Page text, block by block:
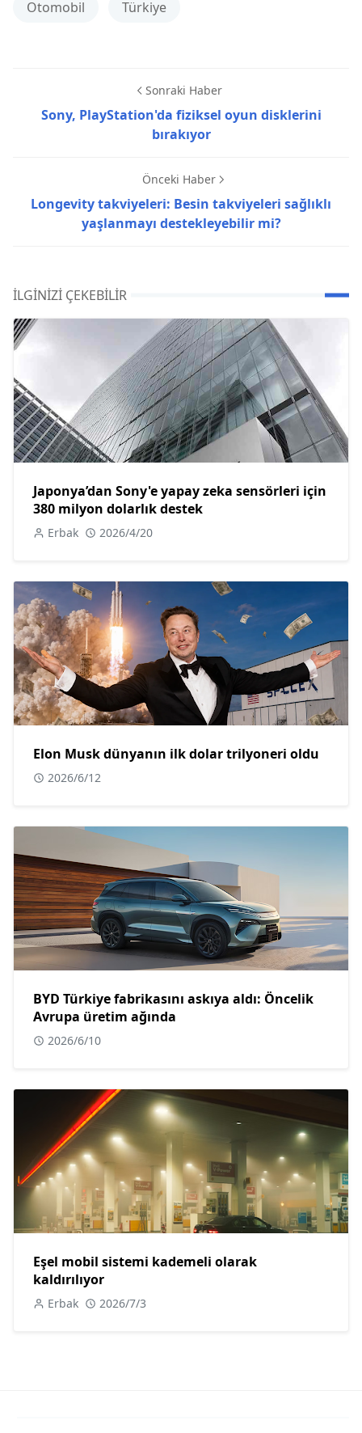
Otomobil Türkiye
Sonraki Haber
Sony, PlayStation'da fiziksel oyun disklerini
bırakıyor
Önceki Haber
Longevity takviyeleri: Besin takviyeleri sağlıklı
yaşlanmayı destekleyebilir mi?
İLGINIZI ÇEKEBILIR
Japonya’dan Sony'e yapay zeka sensörleri için
380 milyon dolarlık destek
Erbak 2026/4/20
Elon Musk dünyanın ilk dolar trilyoneri oldu
2026/6/12
BYD Türkiye fabrikasını askıya aldı: Öncelik
Avrupa üretim ağında
2026/6/10
Eşel mobil sistemi kademeli olarak
kaldırılıyor
Erbak 2026/7/3